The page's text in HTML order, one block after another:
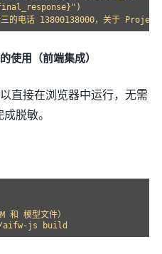
使用（前端集成）
直接在浏览器中运行，无需
脱敏。
和 模型文件）